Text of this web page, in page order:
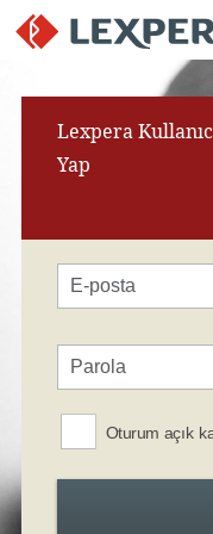
Lexpera
Yap
Oturum açık